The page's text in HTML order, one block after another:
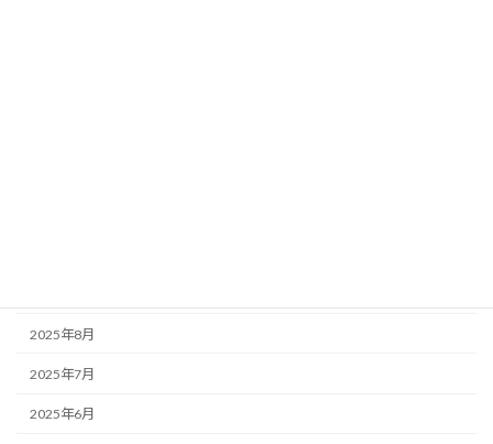
2025年8月
2025年7月
2025年6月